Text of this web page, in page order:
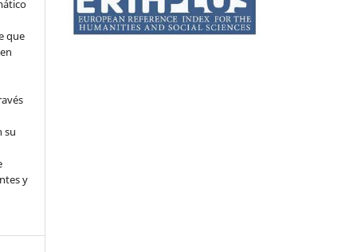
que
su
y